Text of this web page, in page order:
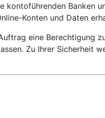
Banken
Konten und Daten
eine Berechtigung
Zu Ihrer